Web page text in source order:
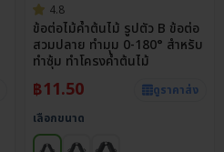
4.8
ข้อต่อไม้ค้ำต้นไม้ รูปตัว B ข้อต่อ
สวมปลาย ทำมุม 0-180° สำหรับ
ทำซุ้ม ทำโครงค้ำต้นไม้
฿11.50
ดูราคาส่ง
เลือกขนาด